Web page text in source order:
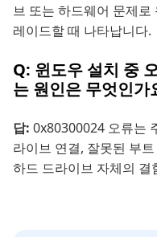
브 또는 하드웨어 문제
레이드할 때 나타납니다.
Q: 윈도우 설치 중
는 원인은 무엇인가
답: 0x80300024 오류는
라이브 연결, 잘못된 부
하드 드라이브 자체의 결